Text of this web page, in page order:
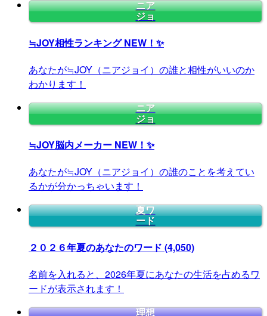
ニア
ジョ
≒JOY相性ランキングNEW！✨
あなたが≒JOY（ニアジョイ）の誰と相性がいいのか
わかります！
ニア
ジョ
≒JOY脳内メーカー NEW！✨
あなたが≒JOY（ニアジョイ）の誰のことを考えてい
るかが分かっちゃいます！
夏ワ
ード
２０２６年夏のあなたのワード (4,050)
名前を入れると、2026年夏にあなたの生活を占めるワ
ードが表示されます！
理想